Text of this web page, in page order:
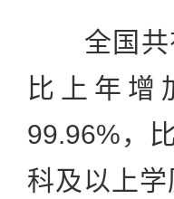
全国共有
比上年增
99.96%，
科及以上